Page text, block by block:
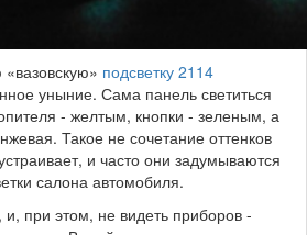
подсветку 2114
уныние. Сама панель светиться
- желтым, кнопки - зеленым, а
Такое не сочетание оттенков
и часто они задумываются
салона автомобиля.
при этом, не видеть приборов -